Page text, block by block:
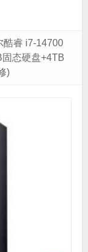
酷睿 i7-14700
态硬盘+4TB
)